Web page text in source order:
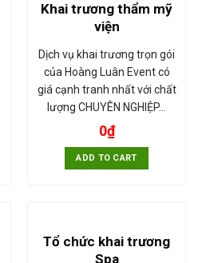
Khai trương thẩm mỹ
viện
Dịch vụ khai trương trọn gói
của Hoàng Luân Event có
giá cạnh tranh nhất với chất
lượng CHUYÊN NGHIỆP…
0₫
ADD TO CART
Tổ chức khai trương
Spa